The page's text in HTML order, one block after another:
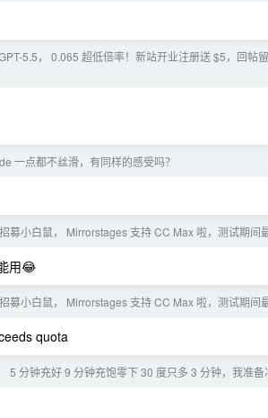
5.5， 0.065 超低倍率！新站开业注册送 $5，回帖
一点都不丝滑，有同样的感受吗？
募小白鼠， Mirrorstages 支持 CC Max 啦，测试期间
用😂
募小白鼠， Mirrorstages 支持 CC Max 啦，测试期间
quota
5 分钟充好 9 分钟充饱零下 30 度只多 3 分钟，我准备